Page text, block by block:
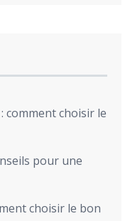
comment choisir le
pour une
choisir le bon